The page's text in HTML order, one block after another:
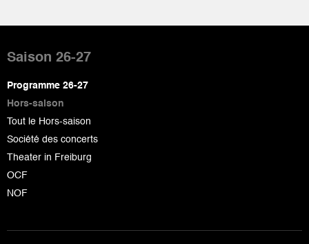
de
page
Saison 26-27
Programme 26-27
Hors-saison
Tout le Hors-saison
Société des concerts
Theater in Freiburg
OCF
NOF